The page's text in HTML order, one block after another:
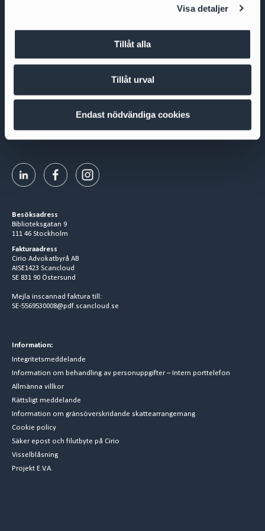
Visa detaljer
Tillåt alla
Tillåt urval
Endast nödvändiga cookies
Cirio Advokatbyrå AB
Org.nr 556953-0008
contact@cirio.se
Besöksadress
Biblioteksgatan 9
111 46 Stockholm
Fakturaadress
Cirio Advokatbyrå AB
AISE1423 Scancloud
SE 831 90 Östersund
Mejla inscannad faktura till:
SE-5569530008@pdf.scancloud.se
Information:
Integritetsmeddelande
Information om behandling av personuppgifter – Intern porttelefon
Allmänna villkor
Rättsligt meddelande
Information om gränsöverskridande skattearrangemang
Cookie policy
Säker epost och filutbyte på Cirio
Visselblåsning
Projekt E.V.A.